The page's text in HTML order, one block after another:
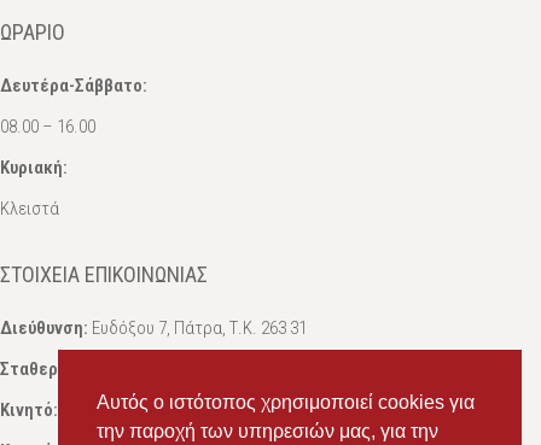
Αυτός ο ιστότοπος χρησιμοποιεί cookies για
την παροχή των υπηρεσιών μας, για την
ΩΡΆΡΙΟ
Δευτέρα-Σάββατο:
08.00 – 16.00
Κυριακή:
Κλειστά
ΣΤΟΙΧΕΊΑ ΕΠΙΚΟΙΝΩΝΊΑΣ
Διεύθυνση: Ευδόξου 7, Πάτρα, Τ.Κ. 263 31
Σταθερό:
Κινητό:
69434 75072 , Σαλπόγλου Μαρία